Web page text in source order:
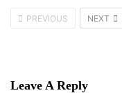
PREVIOUS NEXT
Leave A Reply